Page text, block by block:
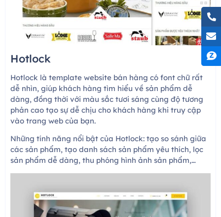
Hotlock
Hotlock là template website bán hàng có font chữ rất
dễ nhìn, giúp khách hàng tìm hiểu về sản phẩm dễ
dàng, đồng thời với màu sắc tươi sáng cùng độ tương
phản cao tạo sự dễ chịu cho khách hàng khi truy cập
vào trang web của bạn.
Những tính năng nổi bật của Hotlock: tạo so sánh giữa
các sản phẩm, tạo danh sách sản phẩm yêu thích, lọc
sản phẩm dễ dàng, thu phóng hình ảnh sản phẩm,…